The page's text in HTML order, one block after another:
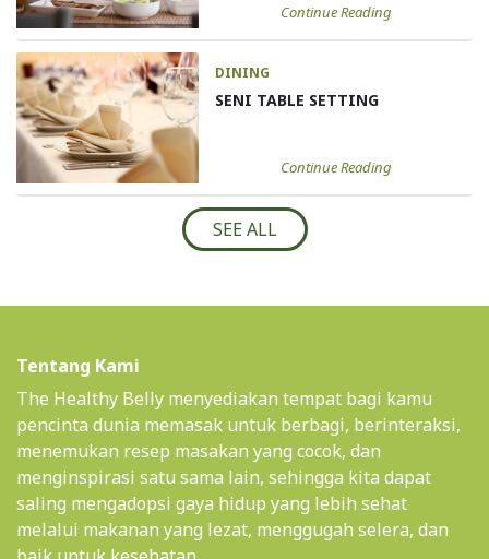
Continue Reading
DINING
SENI TABLE SETTING
Continue Reading
SEE ALL
Tentang Kami
The Healthy Belly menyediakan tempat bagi kamu
pencinta dunia memasak untuk berbagi, berinteraksi,
menemukan resep masakan yang cocok, dan
menginspirasi satu sama lain, sehingga kita dapat
saling mengadopsi gaya hidup yang lebih sehat
melalui makanan yang lezat, menggugah selera, dan